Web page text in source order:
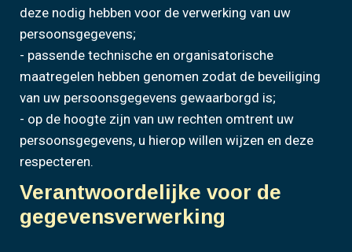
deze nodig hebben voor de verwerking van uw
persoonsgegevens;
- passende technische en organisatorische
maatregelen hebben genomen zodat de beveiliging
van uw persoonsgegevens gewaarborgd is;
- op de hoogte zijn van uw rechten omtrent uw
persoonsgegevens, u hierop willen wijzen en deze
respecteren.
Verantwoordelijke voor de
gegevensverwerking